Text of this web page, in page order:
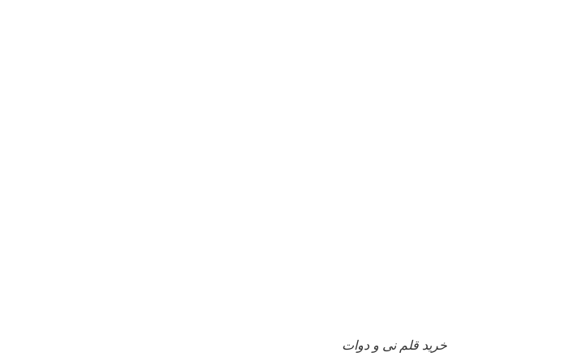
خرید قلم نی و دوات